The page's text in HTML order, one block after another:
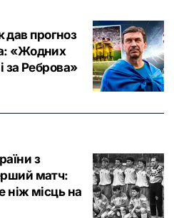
прогноз
«Жодних
за Реброва»
з
матч:
ніж місць на